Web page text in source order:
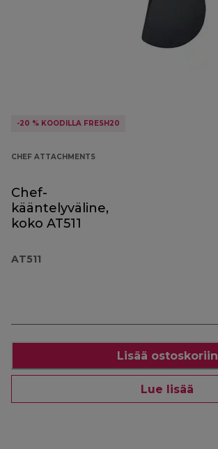
-20 % KOODILLA FRESH20
CHEF ATTACHMENTS
Chef-
kääntelyväline,
koko AT511
AT511
Lisää ostoskoriin
Lue lisää